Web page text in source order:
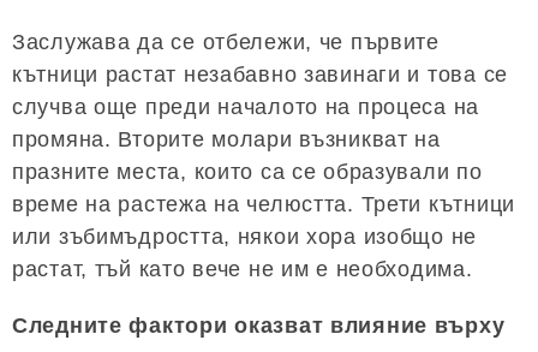
Заслужава да се отбележи, че първите
кътници растат незабавно завинаги и това се
случва още преди началото на процеса на
промяна. Вторите молари възникват на
празните места, които са се образували по
време на растежа на челюстта. Трети кътници
или зъбимъдростта, някои хора изобщо не
растат, тъй като вече не им е необходима.
Следните фактори оказват влияние върху